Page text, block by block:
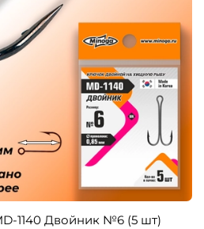
1140 Двойник №6 (5 шт)